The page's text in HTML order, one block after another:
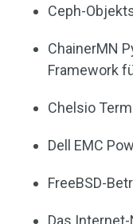
Ceph-
ChainerMN
Framework
Chelsio
Dell EMC
FreeBSD-
Das